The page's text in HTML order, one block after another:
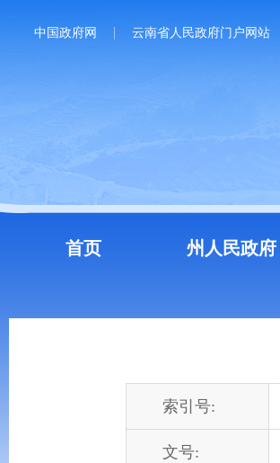
中国政府网 云南省人民政府门户网站
首页 州人民政府
索引号:
文号: